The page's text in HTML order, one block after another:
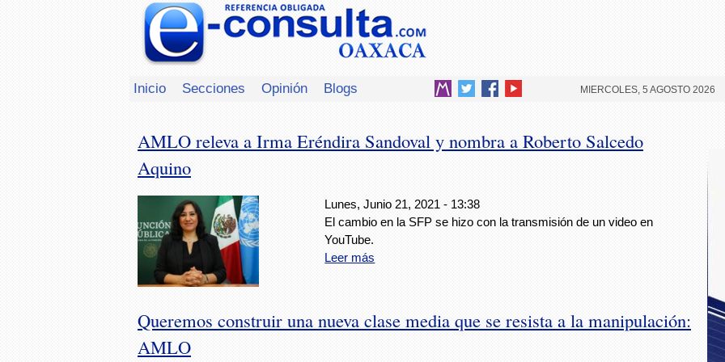
Inicio Secciones Opinión Blogs MIERCOLES, 5 AGOSTO 2026
AMLO releva a Irma Eréndira Sandoval y nombra a Roberto Salcedo
Aquino
Lunes, Junio 21, 2021 - 13:38
El cambio en la SFP se hizo con la transmisión de un video en
YouTube.
Leer más
Queremos construir una nueva clase media que se resista a la manipulación:
AMLO